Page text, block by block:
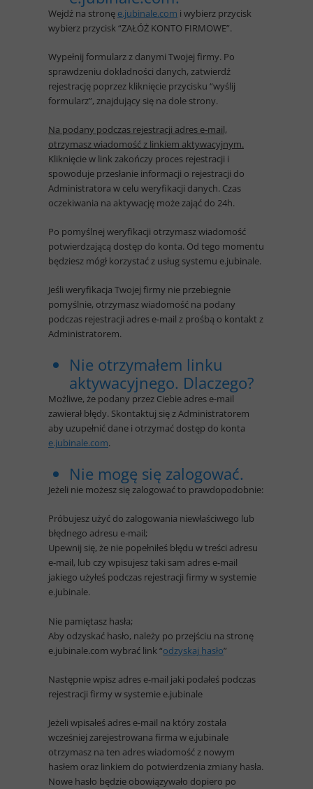
Wejdź na stronę e.jubinale.com i wybierz przycisk
wybierz przycisk “ZAŁÓŻ KONTO FIRMOWE”.
Wypełnij formularz z danymi Twojej firmy. Po
sprawdzeniu dokładności danych, zatwierdź
rejestrację poprzez kliknięcie przycisku “wyślij
formularz”, znajdujący się na dole strony.
Na podany podczas rejestracji adres e-mail,
otrzymasz wiadomość z linkiem aktywacyjnym.
Kliknięcie w link zakończy proces rejestracji i
spowoduje przesłanie informacji o rejestracji do
Administratora w celu weryfikacji danych. Czas
oczekiwania na aktywację może zająć do 24h.
Po pomyślnej weryfikacji otrzymasz wiadomość
potwierdzającą dostęp do konta. Od tego momentu
będziesz mógł korzystać z usług systemu e.jubinale.
Jeśli weryfikacja Twojej firmy nie przebiegnie
pomyślnie, otrzymasz wiadomość na podany
podczas rejestracji adres e-mail z prośbą o kontakt z
Administratorem.
Nie otrzymałem linku
aktywacyjnego. Dlaczego?
Możliwe, że podany przez Ciebie adres e-mail
zawierał błędy. Skontaktuj się z Administratorem
aby uzupełnić dane i otrzymać dostęp do konta
e.jubinale.com.
Nie mogę się zalogować.
Jeżeli nie możesz się zalogować to prawdopodobnie:
Próbujesz użyć do zalogowania niewłaściwego lub
błędnego adresu e-mail;
Upewnij się, że nie popełniłeś błędu w treści adresu
e-mail, lub czy wpisujesz taki sam adres e-mail
jakiego użyłeś podczas rejestracji firmy w systemie
e.jubinale.
Nie pamiętasz hasła;
Aby odzyskać hasło, należy po przejściu na stronę
e.jubinale.com wybrać link “odzyskaj hasło”
Następnie wpisz adres e-mail jaki podałeś podczas
rejestracji firmy w systemie e.jubinale
Jeżeli wpisałeś adres e-mail na który została
wcześniej zarejestrowana firma w e.jubinale
otrzymasz na ten adres wiadomość z nowym
hasłem oraz linkiem do potwierdzenia zmiany hasła.
Nowe hasło będzie obowiązywało dopiero po